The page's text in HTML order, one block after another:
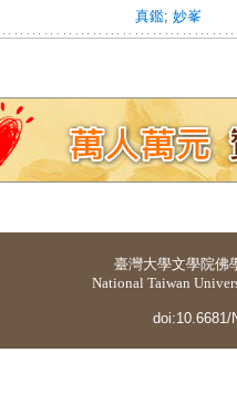
真鑑; 妙峯
臺灣大學文學院佛
National Taiwan
doi:10.6681/